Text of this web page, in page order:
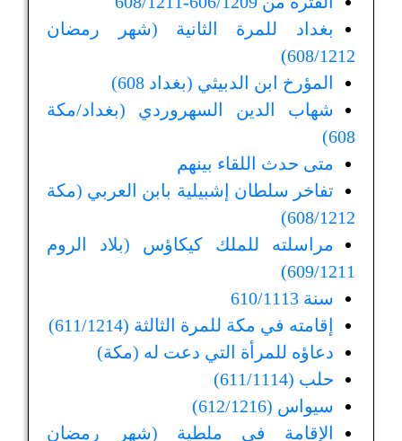
بغداد للمرة الثانية (شهر رمضان
608/1212)
المؤرخ ابن الدبيثي (بغداد 608)
شهاب الدين السهروردي (بغداد/مكة
608)
متى حدث اللقاء بينهم
تفاخر سلطان إشبيلية بابن العربي (مكة
608/1212)
مراسلته للملك كيكاؤس (بلاد الروم
609/1211)
سنة 610/1113
إقامته في مكة للمرة الثالثة (611/1214)
دعاؤه للمرأة التي دعت له (مكة)
حلب (611/1114)
سيواس (612/1216)
الإقامة في ملطية (شهر رمضان